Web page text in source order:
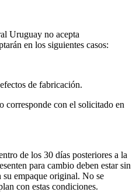
Uruguay no acepta
en los siguientes casos:
de fabricación.
corresponde con el solicitado en
de los 30 días posteriores a la
para cambio deben estar sin
su empaque original. No se
con estas condiciones.